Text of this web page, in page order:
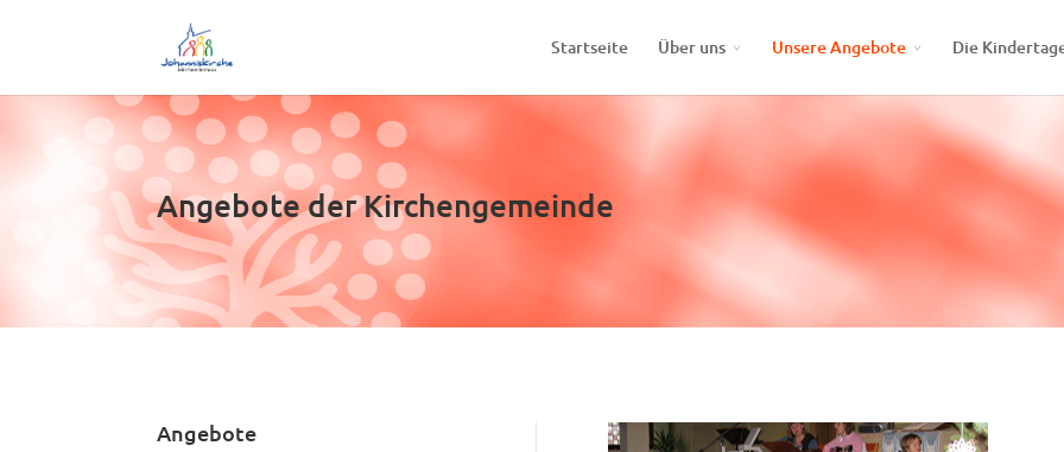
Startseite Über uns Unsere Angebote Die
Angebote der Kirchengemeinde
Angebote